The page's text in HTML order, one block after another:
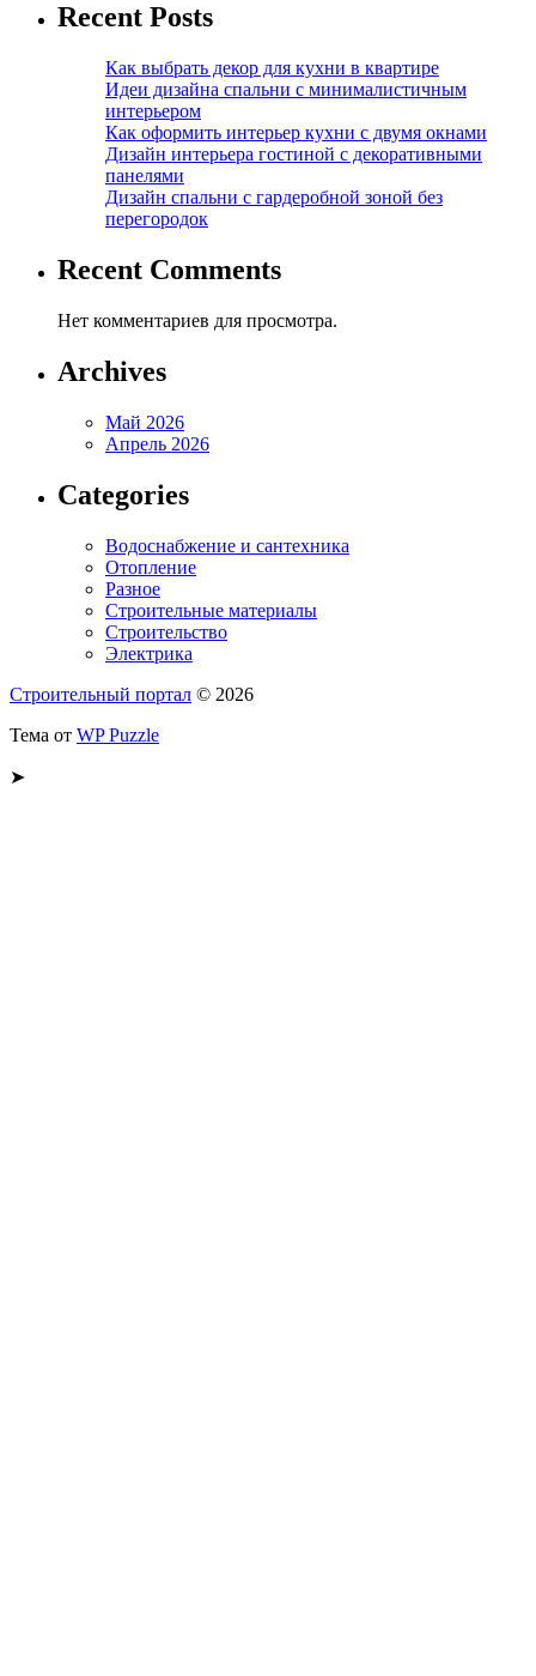
Recent Posts
Как выбрать декор для кухни в квартире
Идеи дизайна спальни с минималистичным
интерьером
Как оформить интерьер кухни с двумя окнами
Дизайн интерьера гостиной с декоративными
панелями
Дизайн спальни с гардеробной зоной без
перегородок
Recent Comments
Нет комментариев для просмотра.
Archives
Май 2026
Апрель 2026
Categories
Водоснабжение и сантехника
Отопление
Разное
Строительные материалы
Строительство
Электрика
Строительный портал © 2026
Тема от WP Puzzle
➤